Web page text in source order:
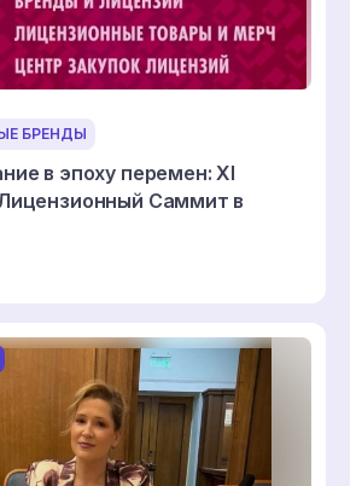
БРЕНДЫ
в эпоху перемен: XI
Саммит в